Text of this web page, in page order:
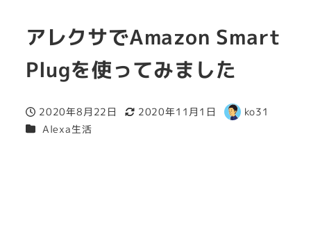
アレクサでAmazon Smart
Plugを使ってみました
投稿日
2020年8月22日
更新日
2020年11月1日
著
ko31
カテゴリー
Alexa生活